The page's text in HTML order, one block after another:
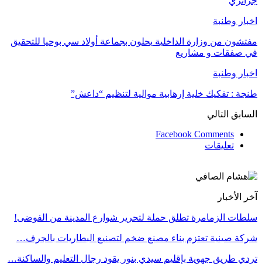
اخبار وطنبة
مفتشون من وزارة الداخلية يحلون بجماعة أولاد سي بوحيا للتحقيق
في صفقات و مشاريع
اخبار وطنبة
طنجة : تفكيك خلية إرهابية موالية لتنظيم “داعش”
السابق التالي
Facebook Comments
تعليقات
آخر الأخبار
سلطات الزمامرة تطلق حملة لتحرير شوارع المدينة من الفوضى!
شركة صينية تعتزم بناء مصنع ضخم لتصنيع البطاريات بالجرف…
تردي طريق جهوية بإقليم سيدي بنور يقود رجال التعليم والساكنة…